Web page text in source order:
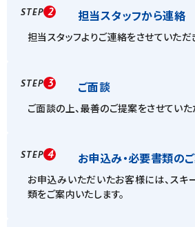
STEP 2 担当スタッフから連絡
担当スタッフよりご連絡をさせていただ
STEP 3 ご面談
ご面談の上、最善のご提案をさせていた
STEP 4 お申込み・必要書類の
お申込みいただいたお客様には、ス
類をご案内いたします。